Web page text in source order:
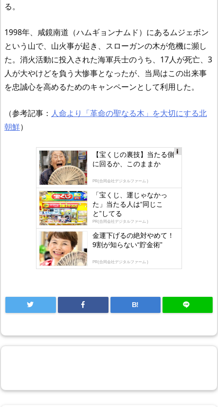
る。
1998年、咸鏡南道（ハムギョンナムド）にあるムジェボン
という山で、山火事が起き、スローガンの木が危機に瀕し
た。消火活動に投入された海軍兵士のうち、17人が死亡、3
人が大やけどを負う大惨事となったが、当局はこの出来事
を忠誠心を高めるためのキャンペーンとして利用した。
（参考記事： 人命より「革命の聖なる木」を大切にする北
朝鮮）
【宝くじの裏技】当たる側
に回るか、このままか
PR(合同会社デジタルファーム )
「宝くじ、運じゃなかっ
た」当たる人は“同じこ
と”してる
PR(合同会社デジタルファーム )
金運下げるの絶対やめて！
9割が知らない“貯金術”
PR(合同会社デジタルファーム )
B!